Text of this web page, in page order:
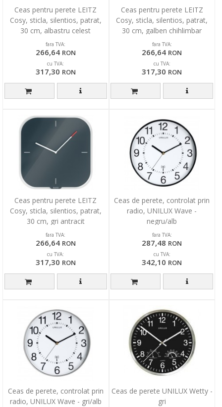
Ceas pentru perete LEITZ
Cosy, sticla, silentios, patrat,
30 cm, albastru celest
fara TVA:
266,64 RON
cu TVA:
317,30 RON
Ceas pentru perete LEITZ
Cosy, sticla, silentios, patrat,
30 cm, galben chihlimbar
fara TVA:
266,64 RON
cu TVA:
317,30 RON
Ceas pentru perete LEITZ
Cosy, sticla, silentios, patrat,
30 cm, gri antracit
fara TVA:
266,64 RON
cu TVA:
317,30 RON
Ceas de perete, controlat prin
radio, UNILUX Wave -
negru/alb
fara TVA:
287,48 RON
cu TVA:
342,10 RON
Ceas de perete, controlat prin
radio, UNILUX Wave - gri/alb
Ceas de perete UNILUX Wetty -
gri